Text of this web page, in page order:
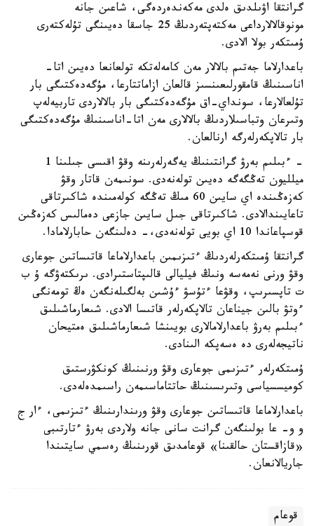
گرانتقا اۋىلدىق ەلدى مەكەندەردەگى، شاعىن جانە
مونوقالالارداعى مەكتەپتەردىڭ 25 جاسقا دەيىنگى تۇلەكتەرى
ۇمىتكەر بولا الادى.
باعدارلاما جەتىم بالالار مەن كامەلەتكە تولعانعا دەيىن اتا-
اناسىنىڭ قامقورلىعىنسىز قالعان ازاماتتارعا، مۇگەدەكتىگى بار
تۇلعالارعا، سونداي-اق مۇگەدەكتىگى بار بالالاردى تاربيەلەپ
وتىرعان وتباسىلاردىڭ بالالارى مەن اتا-اناسىنىڭ مۇگەدەكتىگى
بار تالاپكەرلەرگە ارنالعان.
- ءبىلىم بەرۋ گرانتىنىڭ يەگەرلەرىنە وقۋ اقىسى جىلىنا 1
ميلليون تەڭگەگە دەيىن تولەنەدى. سونىمەن قاتار وقۋ
كەزەڭىندە اي سايىن 60 مىڭ تەڭگە كولەمىندە شاكىرتاقى
تاعايىندالادى. شاكىرتاقى جىل سايىن جازعى دەمالىس كەزەڭىن
قوسپاعاندا 10 اي بويى تولەنەدى،- دەلىنگەن حابارلامادا.
گرانتقا ۇمىتكەرلەردىڭ ءتىزىمىن باعدارلاماعا قاتىساتىن جوعارى
وقۋ ورنى نەمەسە ونىڭ فيليالى قالىپتاستىرادى. ىرىكتەۋگە ۇ ب
ت تاپسىرىپ، وقۋعا ءتۇسۋ ءۇشىن بەلگىلەنگەن ەڭ تومەنگى
ءوتۋ بالىن جيناعان تالاپكەرلەر قاتىسا الادى. شىعارماشىلىق
ءبىلىم بەرۋ باعدارلامالارى بويىنشا شىعارماشىلىق ەمتيحان
ناتيجەلەرى دە ەسەپكە الىنادى.
ۇمىتكەرلەر ءتىزىمى جوعارى وقۋ ورنىنىڭ كونكۋرستىق
كوميسسياسى وتىرىسىنىڭ حاتتاماسىمەن راسىمدەلەدى.
باعدارلاماعا قاتىساتىن جوعارى وقۋ ورىندارىنىڭ ءتىزىمى، ءار ج
و و- عا بولىنگەن گرانت سانى جانە ولاردى بەرۋ ءتارتىبى
«قازاقستان حالقىنا» قوعامدىق قورىنىڭ رەسمي سايتىندا
جاريالانعان.
قوعام